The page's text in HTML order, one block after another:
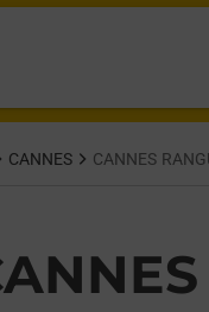
CANNES CANNES
HUGO CANNES,